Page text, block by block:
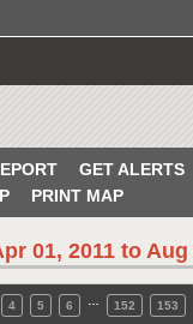
GET ALERTS
PRINT MAP
01, 2011 to Aug
4 5 6 152 153